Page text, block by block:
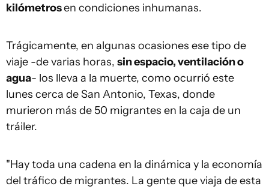
kilómetrosen condiciones inhumanas.
Trágicamente, en algunas ocasiones ese tipo de
viaje -de varias horas, sin espacio, ventilacióno
agua- los lleva a la muerte, como ocurrió este
lunes cerca de San Antonio, Texas, donde
murieron más de 50 migrantes en la caja de un
tráiler.
"Hay toda una cadena en la dinámica y la economía
del tráfico de migrantes. La gente que viaja de esta